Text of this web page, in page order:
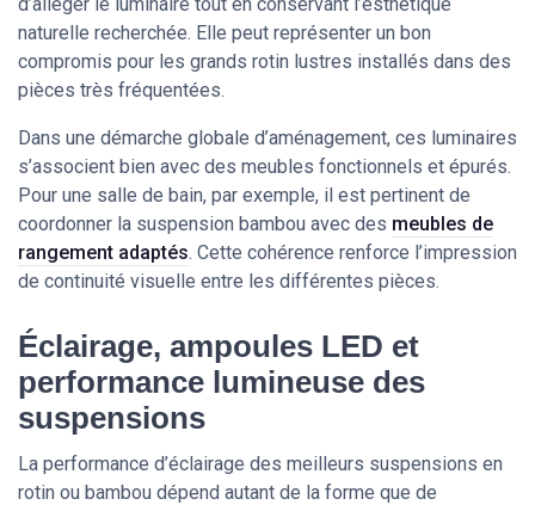
d’alléger le luminaire tout en conservant l’esthétique
naturelle recherchée. Elle peut représenter un bon
compromis pour les grands rotin lustres installés dans des
pièces très fréquentées.
Dans une démarche globale d’aménagement, ces luminaires
s’associent bien avec des meubles fonctionnels et épurés.
Pour une salle de bain, par exemple, il est pertinent de
coordonner la suspension bambou avec des meubles de
rangement adaptés. Cette cohérence renforce l’impression
de continuité visuelle entre les différentes pièces.
Éclairage, ampoules LED et
performance lumineuse des
suspensions
La performance d’éclairage des meilleurs suspensions en
rotin ou bambou dépend autant de la forme que de